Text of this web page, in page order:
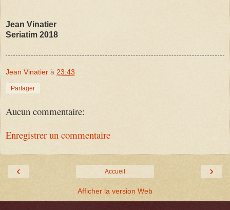
Jean Vinatier
Seriatim 2018
Jean Vinatier à 23:43
Partager
Aucun commentaire:
Enregistrer un commentaire
‹ ›
Accueil
Afficher la version Web